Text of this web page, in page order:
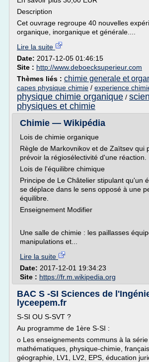
Description
Cet ouvrage regroupe 40 nouvelles
organique, inorganique et générale....
Lire la suite
Date: 2017-12-05 01:46:15
Site : http://www.deboecksuperieur.com
Thèmes liés : chimie generale et
capes physique chimie / experience
physique chimie organique /
physiques et chimie
Chimie — Wikipédia
Lois de chimie organique
Règle de Markovnikov et de Zaïtsev qui
prévoir la régiosélectivité d'une réaction.
Lois de l'équilibre chimique
Principe de Le Châtelier stipulant qu'un
se déplace dans le sens opposé à une
équilibre.
Enseignement Modifier
Une salle de chimie : les paillasses
manipulations et...
Lire la suite
Date: 2017-12-01 19:34:23
Site : https://fr.m.wikipedia.org
BAC S -SI Sciences de
lyceepem.fr
S-SI OU S-SVT ?
Au programme de 1ère S-SI :
o Les enseignements communs à la série
mathématiques, physique-chimie,
géographie, LV1, LV2, EPS, éducation